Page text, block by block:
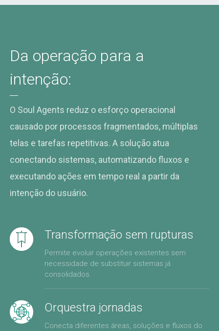
Da operação para a
intenção:
O Soul Agents reduz o esforço operacional
causado por processos fragmentados, múltiplas
telas e tarefas repetitivas. A solução atua
conectando sistemas, automatizando fluxos e
executando ações em tempo real a partir da
intenção do usuário.
Transformação sem rupturas
Permite evoluir operações existentes sem
necessidade de substituir sistemas já
consolidados.
Orquestra jornadas
Conecta diferentes áreas, soluções e fluxos do